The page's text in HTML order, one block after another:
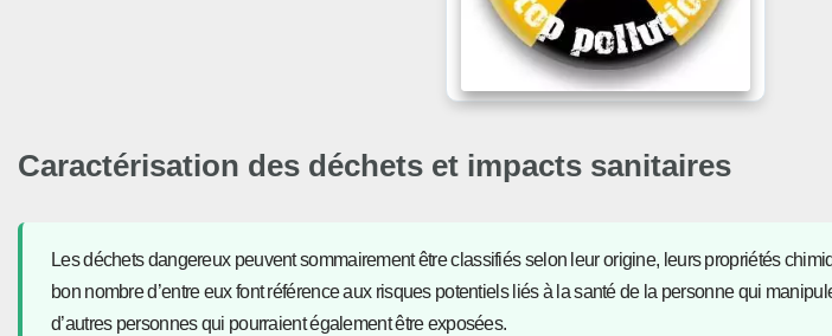
Caractérisation des déchets et impacts sanitaires
Les déchets dangereux peuvent sommairement être classifiés selon leur origine, leurs propriétés
bon nombre d’entre eux font référence aux risques potentiels liés à la santé de la personne qui
d’autres personnes qui pourraient également être exposées.